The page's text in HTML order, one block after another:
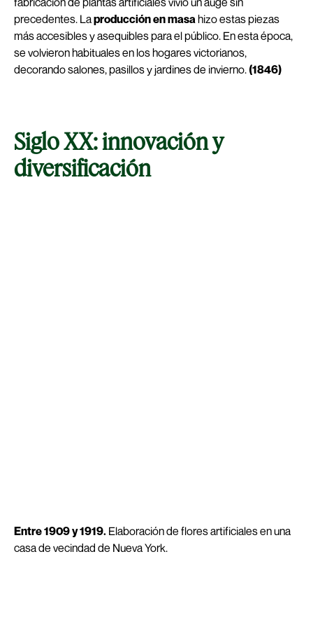
precedentes. Laproducción en masa hizo estas piezas
más accesibles y asequibles para el público. En esta época,
se volvieron habituales en los hogares victorianos,
decorando salones, pasillos y jardines de invierno. (1846)
Siglo XX: innovación y
diversificación
Entre 1909 y 1919. Elaboración de flores artificiales en una
casa de vecindad de Nueva York.